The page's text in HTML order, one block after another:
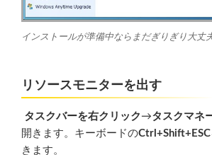
インストールが準備中ならまだぎりぎり大丈
リソースモニターを出す
タスクバーを右クリック →タスクマネ
開きます。キーボードのCtrl+Shift+ESC
きます。